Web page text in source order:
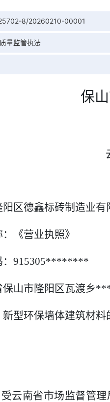
8/20260210-00001
量监管执法
保
区德鑫标砖制造业有
《营业执照》
915305********
保山市隆阳区瓦渡乡
型环保墙体建筑材料
受云南省市场监督管